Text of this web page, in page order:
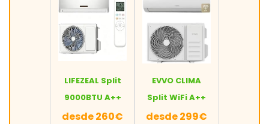
LIFEZEAL Split
9000BTU A++
desde 260€
EVVO CLIMA
Split WiFi A++
desde 299€